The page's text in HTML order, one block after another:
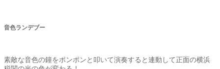
音色ランデブー
素敵な音色の鐘をポンポンと叩いて演奏すると連動して正面の横浜